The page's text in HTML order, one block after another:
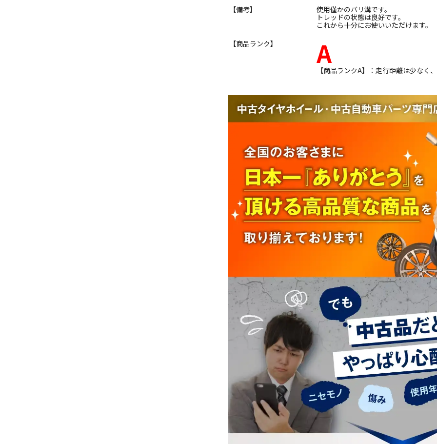
【備考】
使用僅かのバリ溝です。
トレッドの状態は良好です。
これから十分にお使いいただけます。
【商品ランク】
A
【商品ランクA】：走行距離は少なく